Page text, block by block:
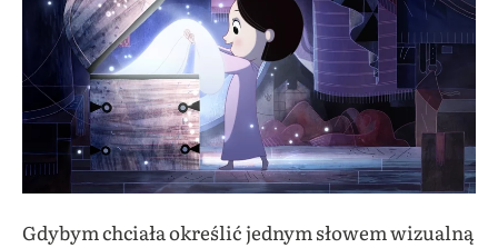
Gdybym chciała określić jednym słowem wizualną